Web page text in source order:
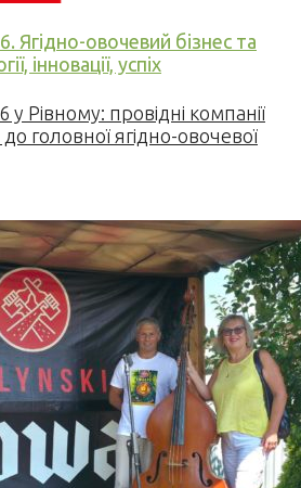
Ягідно-овочевий бізнес та
інновації, успіх
Рівному: провідні компанії
головної ягідно-овочевої